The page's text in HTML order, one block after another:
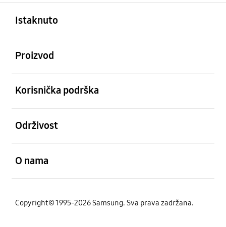
Istaknuto
Proizvod
Korisnička podrška
Održivost
O nama
Copyright© 1995-2026 Samsung. Sva prava zadržana.